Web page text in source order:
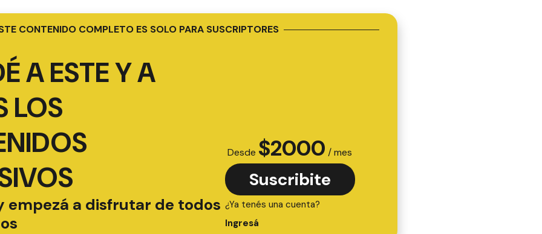
CONTENIDO COMPLETO ES SOLO PARA SUSCRIPTORES
A ESTE Y A
LOS
empezá a disfrutar de todos
Desde $2000 / mes
Suscribite
¿Ya tenés una cuenta?
Ingresá